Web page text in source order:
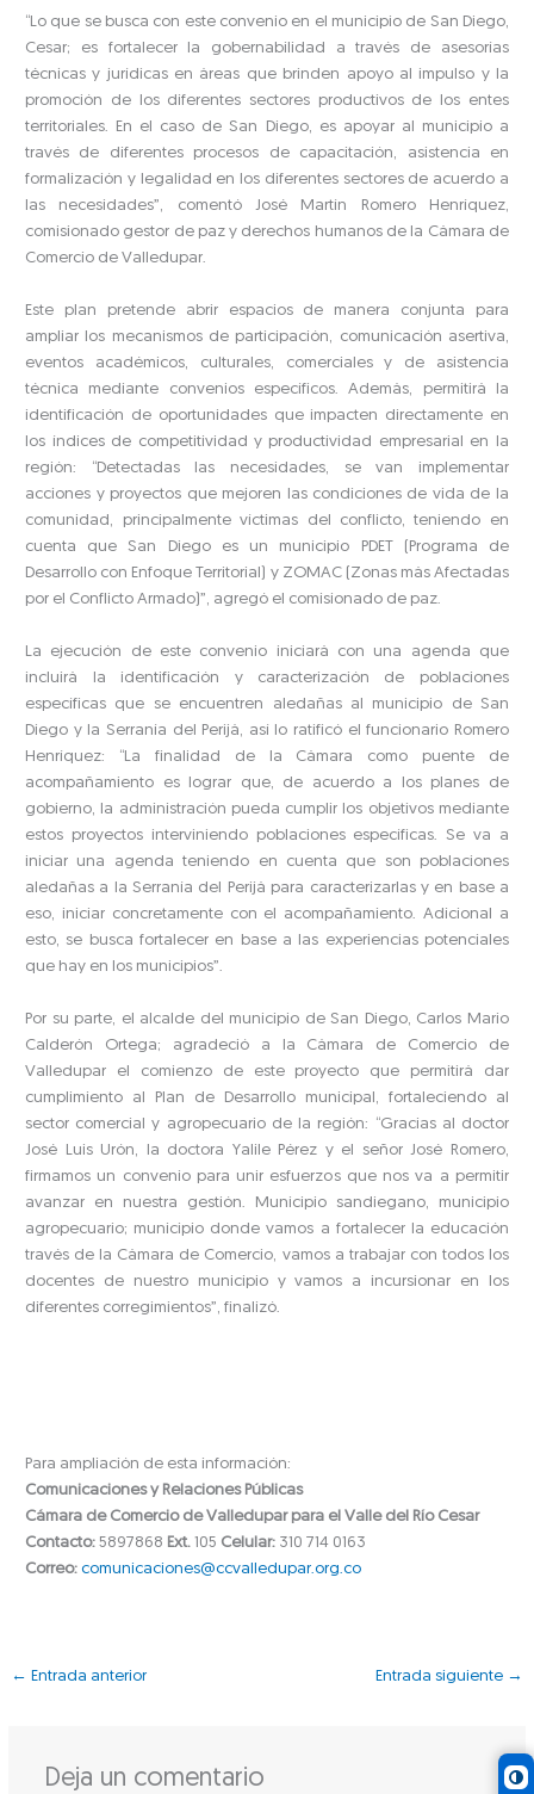
“Lo que se busca con este convenio en el municipio de San Diego,
Cesar; es fortalecer la gobernabilidad a través de asesorías
técnicas y jurídicas en áreas que brinden apoyo al impulso y la
promoción de los diferentes sectores productivos de los entes
territoriales. En el caso de San Diego, es apoyar al municipio a
través de diferentes procesos de capacitación, asistencia en
formalización y legalidad en los diferentes sectores de acuerdo a
las necesidades”, comentó José Martín Romero Henríquez,
comisionado gestor de paz y derechos humanos de la Cámara de
Comercio de Valledupar.
Este plan pretende abrir espacios de manera conjunta para
ampliar los mecanismos de participación, comunicación asertiva,
eventos académicos, culturales, comerciales y de asistencia
técnica mediante convenios específicos. Además, permitirá la
identificación de oportunidades que impacten directamente en
los índices de competitividad y productividad empresarial en la
región: “Detectadas las necesidades, se van implementar
acciones y proyectos que mejoren las condiciones de vida de la
comunidad, principalmente víctimas del conflicto, teniendo en
cuenta que San Diego es un municipio PDET (Programa de
Desarrollo con Enfoque Territorial) y ZOMAC (Zonas más Afectadas
por el Conflicto Armado)”, agregó el comisionado de paz.
La ejecución de este convenio iniciará con una agenda que
incluirá la identificación y caracterización de poblaciones
específicas que se encuentren aledañas al municipio de San
Diego y la Serranía del Perijá, así lo ratificó el funcionario Romero
Henríquez: “La finalidad de la Cámara como puente de
acompañamiento es lograr que, de acuerdo a los planes de
gobierno, la administración pueda cumplir los objetivos mediante
estos proyectos interviniendo poblaciones específicas. Se va a
iniciar una agenda teniendo en cuenta que son poblaciones
aledañas a la Serranía del Perijá para caracterizarlas y en base a
eso, iniciar concretamente con el acompañamiento. Adicional a
esto, se busca fortalecer en base a las experiencias potenciales
que hay en los municipios”.
Por su parte, el alcalde del municipio de San Diego, Carlos Mario
Calderón Ortega; agradeció a la Cámara de Comercio de
Valledupar el comienzo de este proyecto que permitirá dar
cumplimiento al Plan de Desarrollo municipal, fortaleciendo al
sector comercial y agropecuario de la región: “Gracias al doctor
José Luis Urón, la doctora Yalile Pérez y el señor José Romero,
firmamos un convenio para unir esfuerzos que nos va a permitir
avanzar en nuestra gestión. Municipio sandiegano, municipio
agropecuario; municipio donde vamos a fortalecer la educación
través de la Cámara de Comercio, vamos a trabajar con todos los
docentes de nuestro municipio y vamos a incursionar en los
diferentes corregimientos”, finalizó.
Para ampliación de esta información:
Comunicaciones y Relaciones Públicas
Cámara de Comercio de Valledupar para el Valle del Río Cesar
Contacto: 5897868 Ext. 105 Celular: 310 714 0163
Correo: comunicaciones@ccvalledupar.org.co
← Entrada anterior Entrada siguiente →
Deja un comentario